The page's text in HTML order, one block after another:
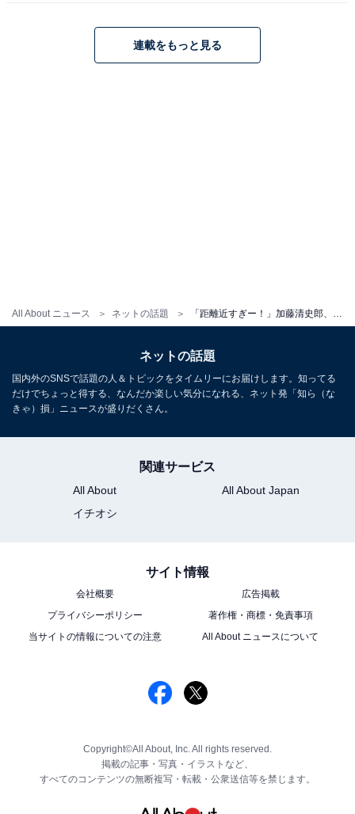
All About ニュース ネットの話題
連載をもっと見る
ネットの話題
国内外のSNSで話題の人＆トピックをタイムリーにお届けします。知ってる
だけでちょっと得する、なんだか楽しい気分になれる、ネット発「知ら（な
きゃ）損」ニュースが盛りだくさん。
関連サービス
All About
All About Japan
イチオシ
サイト情報
会社概要
広告掲載
プライバシーポリシー
著作権・商標・免責事項
当サイトの情報についての注意
All About ニュースについて
Copyright©All About, Inc. All rights reserved.
掲載の記事・写真・イラストなど、
すべてのコンテンツの無断複写・転載・公衆送信等を禁じます。